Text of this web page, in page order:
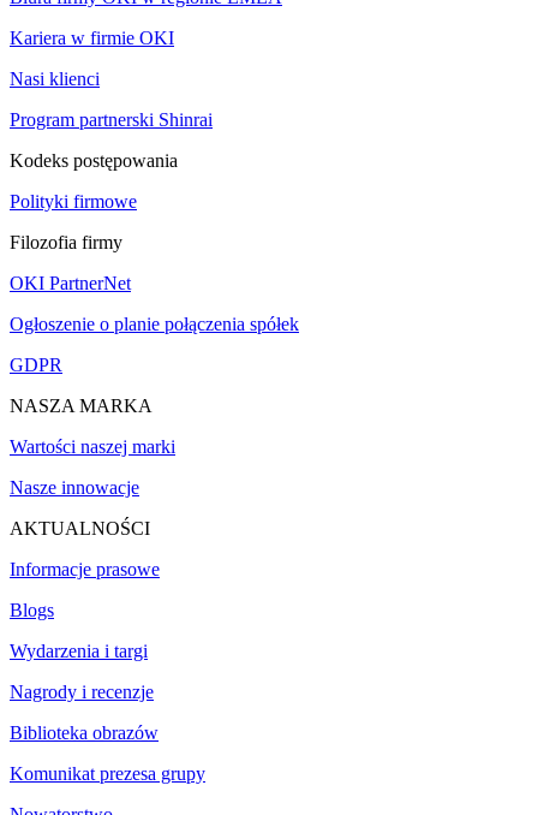
Kariera w firmie OKI
Nasi klienci
Program partnerski Shinrai
Kodeks postępowania
Polityki firmowe
Filozofia firmy
OKI PartnerNet
Ogłoszenie o planie połączenia spółek
GDPR
NASZA MARKA
Wartości naszej marki
Nasze innowacje
AKTUALNOŚCI
Informacje prasowe
Blogs
Wydarzenia i targi
Nagrody i recenzje
Biblioteka obrazów
Komunikat prezesa grupy